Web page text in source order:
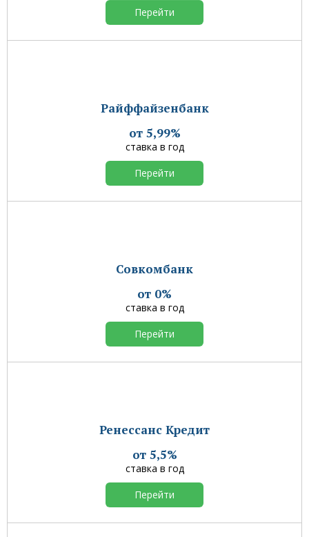
Перейти
Райффайзенбанк
от 5,99%
ставка в год
Перейти
Совкомбанк
от 0%
ставка в год
Перейти
Ренессанс Кредит
от 5,5%
ставка в год
Перейти